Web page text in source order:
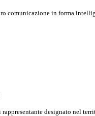
comunicazione in forma
designato nel